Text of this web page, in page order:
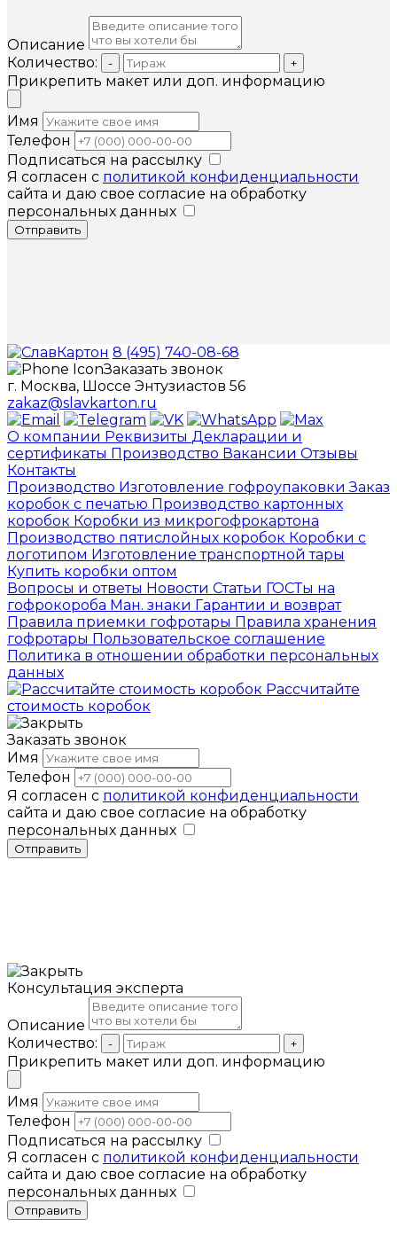
Описание
Количество:
- +
Прикрепить макет или доп. информацию
Имя
Телефон
Подписаться на рассылку
Я согласен с политикой конфиденциальности
сайта и даю свое согласие на обработку
персональных данных
Отправить
8 (495) 740-08-68
Заказать звонок
г. Москва, Шоссе Энтузиастов 56
zakaz@slavkarton.ru
О компании Реквизиты Декларации и
сертификаты Производство Вакансии Отзывы
Контакты
Производство Изготовление гофроупаковкиЗаказ
коробок с печатью Производство картонных
коробок Коробки из микрогофрокартона
Производство пятислойных коробок Коробки с
логотипом Изготовление транспортной тары
Купить коробки оптом
Вопросы и ответы Новости Статьи ГОСТы на
гофрокороба Ман. знаки Гарантии и возврат
Правила приемки гофротары Правила хранения
гофротары Пользовательское соглашение
Политика в отношении обработки персональных
данных
Рассчитайте
стоимость коробок
Заказать звонок
Имя
Телефон
Я согласен с политикой конфиденциальности
сайта и даю свое согласие на обработку
персональных данных
Отправить
Консультация эксперта
Описание
Количество:
- +
Прикрепить макет или доп. информацию
Имя
Телефон
Подписаться на рассылку
Я согласен с политикой конфиденциальности
сайта и даю свое согласие на обработку
персональных данных
Отправить